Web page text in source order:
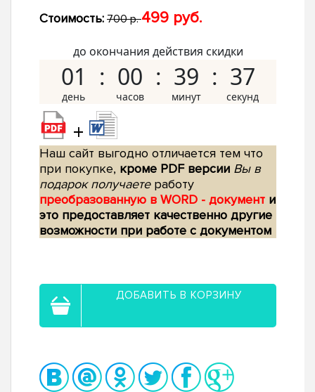
Стоимость: 700 р.499 руб.
до окончания действия скидки
01 00 39 36
+
Наш сайт выгодно отличается тем что
при покупке, кроме PDF версии Вы в
подарок получаетеработу
преобразованную в WORD - документ и
это предоставляет качественно другие
возможности при работе с документом
ДОБАВИТЬ В КОРЗИНУ